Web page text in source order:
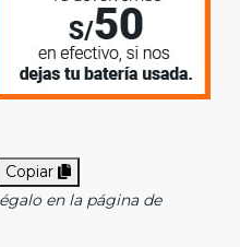
Copiar
en la página de